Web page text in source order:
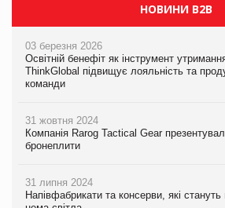
НОВИНИ B2B
03 березня 2026
Освітній бенефіт як інструмент
ThinkGlobal підвищує лояльність та
команди
31 жовтня 2024
Компанія Rarog Tactical Gear
бронеплити
31 липня 2024
Напівфабрикати та консерви, які